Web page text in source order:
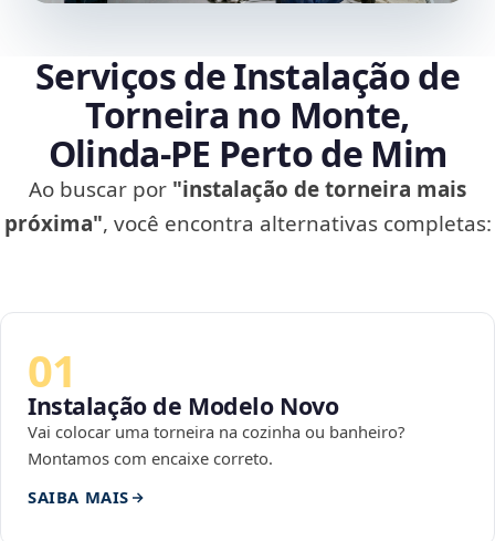
Serviços de Instalação de
Torneira no Monte,
Olinda‑PE Perto de Mim
Ao buscar por "instalação de torneira mais
próxima", você encontra alternativas completas:
01
Instalação de Modelo Novo
Vai colocar uma torneira na cozinha ou banheiro?
Montamos com encaixe correto.
SAIBA MAIS